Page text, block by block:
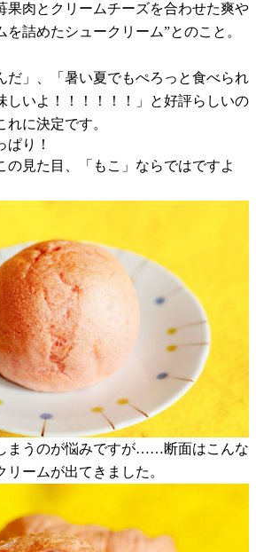
果肉とクリームチーズを合わせた爽や
詰めたシュークリーム”とのこと。
だ」、「暑い夏でもぺろっと食べられ
しいよ！！！！！！」と好評らしいの
に決定です。
ぱり！
の見た目、「もこ」ならではですよ
まうのが悩みですが……断面はこんな
ームが出てきました。